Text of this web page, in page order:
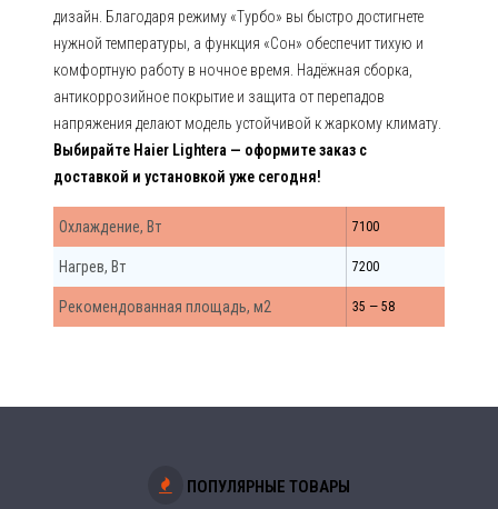
дизайн. Благодаря режиму «Турбо» вы быстро достигнете
нужной температуры, а функция «Сон» обеспечит тихую и
комфортную работу в ночное время. Надёжная сборка,
антикоррозийное покрытие и защита от перепадов
напряжения делают модель устойчивой к жаркому климату.
Выбирайте Haier Lightera — оформите заказ с
доставкой и установкой уже сегодня!
Охлаждение, Вт 7100
Нагрев, Вт 7200
Рекомендованная площадь, м2 35 — 58
ПОПУЛЯРНЫЕ ТОВАРЫ